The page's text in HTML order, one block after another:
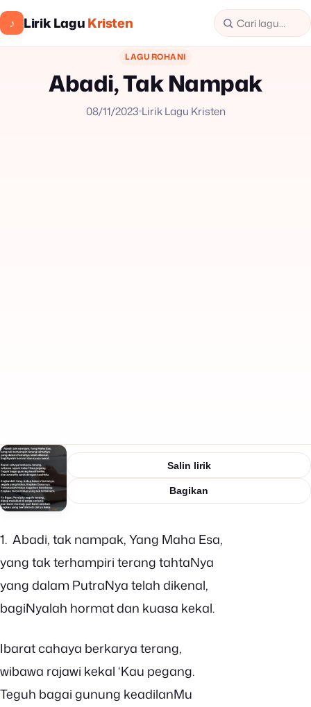
♪ Lirik LaguKristen
LAGU ROHANI
Abadi, Tak Nampak
08/11/2023 Lirik Lagu Kristen
Salin lirik
Bagikan
1. Abadi, tak nampak, Yang Maha Esa,
yang tak terhampiri terang tahtaNya
yang dalam PutraNya telah dikenal,
bagiNyalah hormat dan kuasa kekal.
Ibarat cahaya berkarya terang,
wibawa rajawi kekal ‘Kau pegang.
Teguh bagai gunung keadilanMu